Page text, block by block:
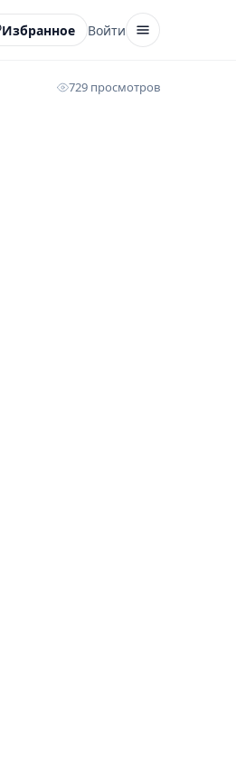
Избранное Войти
729 просмотров